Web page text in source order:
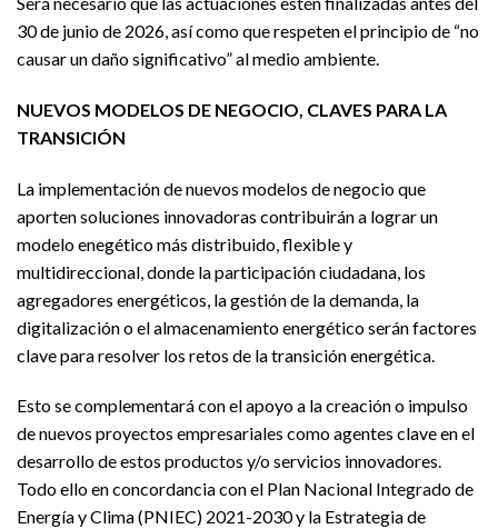
30 de junio de 2026, así como que respeten el principio de “no
causar un daño significativo” al medio ambiente.
NUEVOS MODELOS DE NEGOCIO, CLAVES PARA LA
TRANSICIÓN
La implementación de nuevos modelos de negocio que
aporten soluciones innovadoras contribuirán a lograr un
modelo enegético más distribuido, flexible y
multidireccional, donde la participación ciudadana, los
agregadores energéticos, la gestión de la demanda, la
digitalización o el almacenamiento energético serán factores
clave para resolver los retos de la transición energética.
Esto se complementará con el apoyo a la creación o impulso
de nuevos proyectos empresariales como agentes clave en el
desarrollo de estos productos y/o servicios innovadores.
Todo ello en concordancia con el Plan Nacional Integrado de
Energía y Clima (PNIEC) 2021-2030 y la Estrategia de